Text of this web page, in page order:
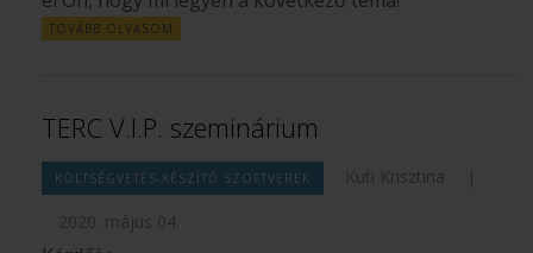
TOVÁBB OLVASOM
TERC V.I.P. szeminárium
KÖLTSÉGVETÉS-KÉSZÍTŐ SZOFTVEREK Kuti Krisztina
|
2020. május 04.